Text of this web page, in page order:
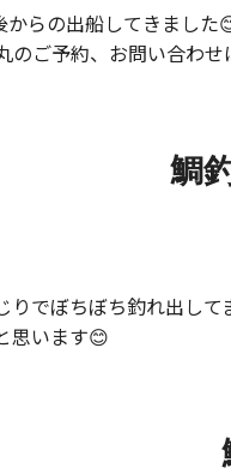
からの出船してきまし
のご予約、お問い合
鯛
りでぼちぼち釣れ出し
思います😊